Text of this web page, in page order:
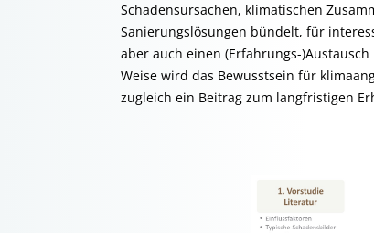
Schadensursachen, klimatischen
Sanierungslösungen bündelt, für
aber auch einen (Erfahrungs-
Weise wird das Bewusstsein für
zugleich ein Beitrag zum langfristigen